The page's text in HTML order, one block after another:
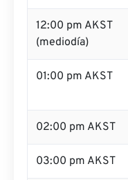
12:00 pm AKST
(mediodía)
01:00 pm AKST
02:00 pm AKST
03:00 pm AKST